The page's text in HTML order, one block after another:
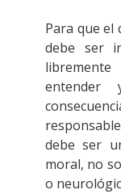
Para que el
debe ser
debe ser
moral, no
o